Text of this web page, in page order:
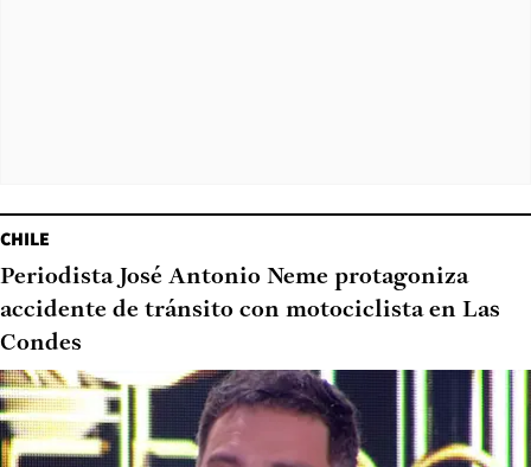
CHILE
Periodista José Antonio Neme protagoniza
accidente de tránsito con motociclista en Las
Condes